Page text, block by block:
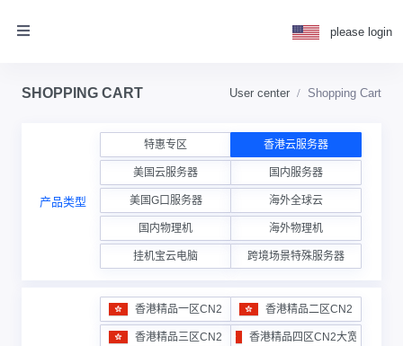
please login
SHOPPING CART User center Shopping Cart
产品类型
特惠专区 香港云服务器
美国云服务器 国内服务器
美国G口服务器 海外全球云
国内物理机 海外物理机
挂机宝云电脑 跨境场景特殊服务器
香港精品一区CN2 香港精品二区CN2
香港精品三区CN2 香港精品四区CN2大宽带